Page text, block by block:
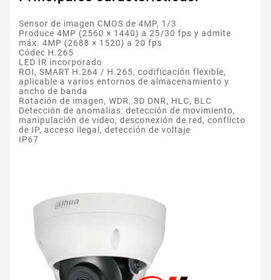
Sensor de imagen CMOS de 4MP, 1/3
Produce 4MP (2560 × 1440) a 25/30 fps y admite
máx. 4MP (2688 × 1520) a 20 fps
Códec H.265
LED IR incorporado
ROI, SMART H.264 / H.265, codificación flexible,
aplicable a varios entornos de almacenamiento y
ancho de banda
Rotación de imagen, WDR, 3D DNR, HLC, BLC
Detección de anomalias: detección de movimiento,
manipulación de video, desconexión de red, conflicto
de IP, acceso ilegal, detección de voltaje
IP67